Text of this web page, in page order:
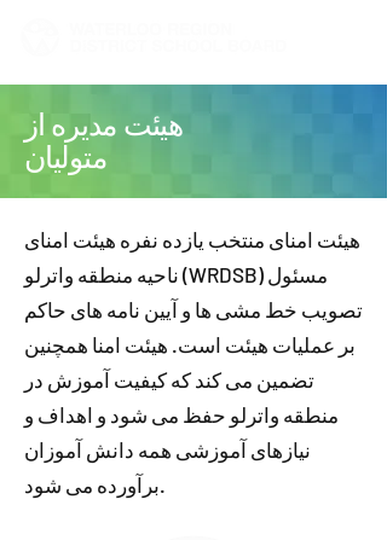
هیئت مدیره از
متولیان
هیئت امنای منتخب یازده نفره هیئت امنای
ناحیه منطقه واترلو (WRDSB) مسئول
تصویب خط مشی ها و آیین نامه های حاکم
بر عملیات هیئت است. هیئت امنا همچنین
تضمین می کند که کیفیت آموزش در
منطقه واترلو حفظ می شود و اهداف و
نیازهای آموزشی همه دانش آموزان
برآورده می شود.